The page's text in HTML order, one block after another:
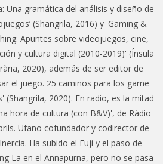
Una gramática del análisis y diseño de
(Shangrila, 2016) y 'Gaming &
Apuntes sobre videojuegos, cine,
y cultura digital (2010-2019)' (Ínsula
2020), además de ser editor de
el juego. 25 caminos para los game
(Shangrila, 2020). En radio, es la mitad
hora de cultura (con B&V)', de Ràdio
Ufano cofundador y codirector de
Ha subido el Fuji y el paso de
La en el Annapurna, pero no se pasa